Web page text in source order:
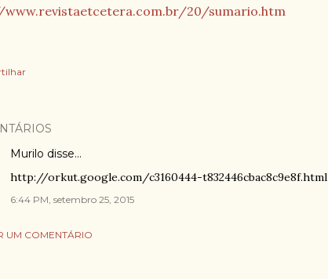
20/sumario.htm
Murilo disse…
http://orkut.google.com/c3160444-t832446cbac8c9e8f.html
6:44 PM, setembro 25, 2015
UM COMENTÁRIO